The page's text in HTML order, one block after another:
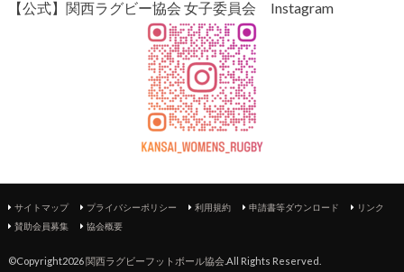
【公式】関西ラグビー協会 女子委員会 Instagram
サイトマップ プライバシーポリシー 利用規約 申請書等ダウンロード
リンク
賛助会員募集
協会概要
©Copyright2026関西ラグビーフットボール協会.All Rights Reserved.